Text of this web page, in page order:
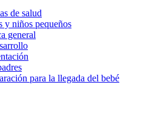
de salud
y niños pequeños
general
para la llegada del bebé